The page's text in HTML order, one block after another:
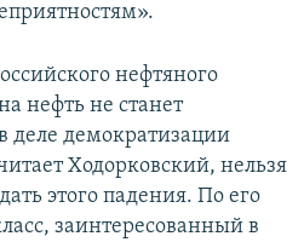
нефтяного
нефть не станет
демократизации
Ходорковский, нельзя
этого падения. По его
заинтересованный в